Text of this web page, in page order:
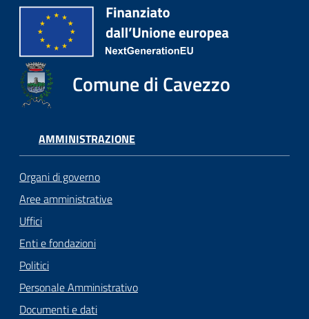
Comune di Cavezzo
AMMINISTRAZIONE
Organi di governo
Aree amministrative
Uffici
Enti e fondazioni
Politici
Personale Amministrativo
Documenti e dati